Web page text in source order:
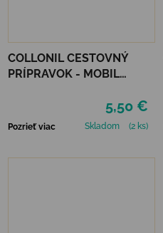
COLLONIL CESTOVNÝ
PRÍPRAVOK - MOBIL
5,50 €
Pozrieť viac Skladom (2 ks)